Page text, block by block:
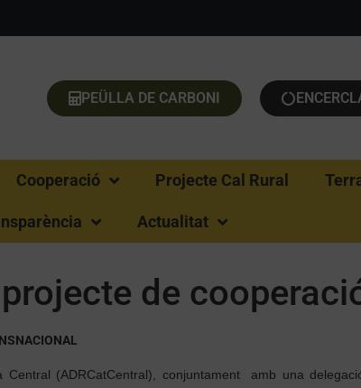
PEÜLLA DE CARBONI
Cooperació Projecte Cal Rural
Actualitat
de
Central (ADRCatCentral), conjuntament amb una